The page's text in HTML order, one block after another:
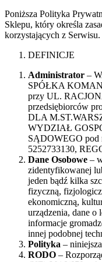
Poniższa Polityka
Sklepu, który określa
korzystających z Serwisu.
DEFINICJE
Administrator –
SPÓŁKA
przy UL.
przedsiębiorców
DLA
WYDZIAŁ
SĄDOWEGO pod
5252733130,
Dane Osobowe –
zidentyfikowanej
jeden bądź kilka
fizyczną,
ekonomiczną,
urządzenia, dane
informacje
innej podobnej
Polityka –
RODO –